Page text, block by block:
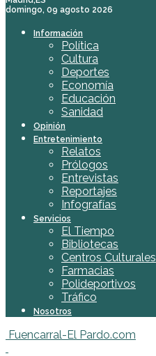
domingo, 09 agosto 2026
Información
Política
Cultura
Deportes
Economía
Educación
Sanidad
Opinión
Entretenimiento
Relatos
Prólogos
Entrevistas
Reportajes
Infografías
Servicios
El Tiempo
Bibliotecas
Centros Culturales
Farmacias
Polideportivos
Tráfico
Nosotros
Fuencarral-El Pardo.com